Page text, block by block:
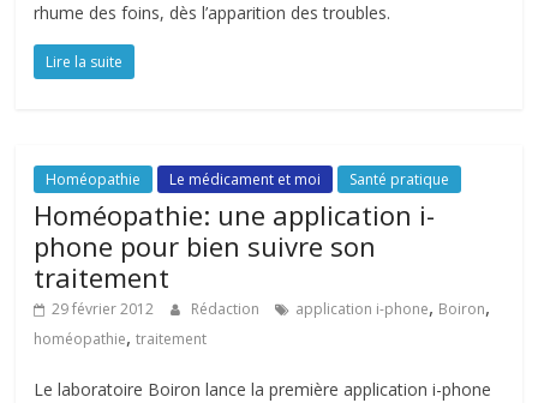
rhume des foins, dès l’apparition des troubles.
Lire la suite
Homéopathie Le médicament et moi Santé pratique
Homéopathie: une application i-
phone pour bien suivre son
traitement
29 février 2012 Rédaction application i-phone, Boiron,
homéopathie,traitement
Le laboratoire Boiron lance la première application i-phone